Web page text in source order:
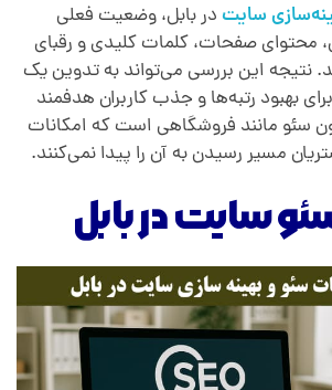
سایتدر بابل، وضعیت فعلی
محتوای صفحات، کلمات کلیدی و رقبای
نتیجه این بررسی می‌تواند به تدوین یک
بهبود رتبه‌ها و جذب کاربران هدفمند
سئو مانند فروشگاهی است که امکانات
مسیر رسیدن به آن را پیدا نمی‌کنند.
سایت در بابل